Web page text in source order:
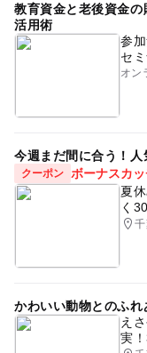
教育資金と老後資金
活用術
参
セ
オン
今週まだ間に合う！
クーポン
ボーナスカ
夏
く
かわいい動物とのふ
え
実